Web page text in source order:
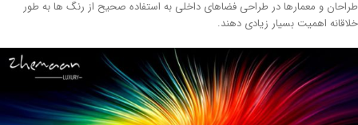
و معمارها در طراحی فضاهای داخلی به استفاده صحیح از رنگ ها به طور
اهمیت بسیار زیادی دهند.